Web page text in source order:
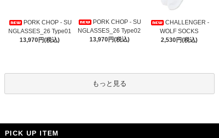
PORK CHOP - SU
NGLASSES_26 Type01
13,970円(税込)
PORK CHOP - SU
NGLASSES_26 Type02
13,970円(税込)
CHALLENGER -
WOLF SOCKS
2,530円(税込)
もっと見る
PICK UP ITEM